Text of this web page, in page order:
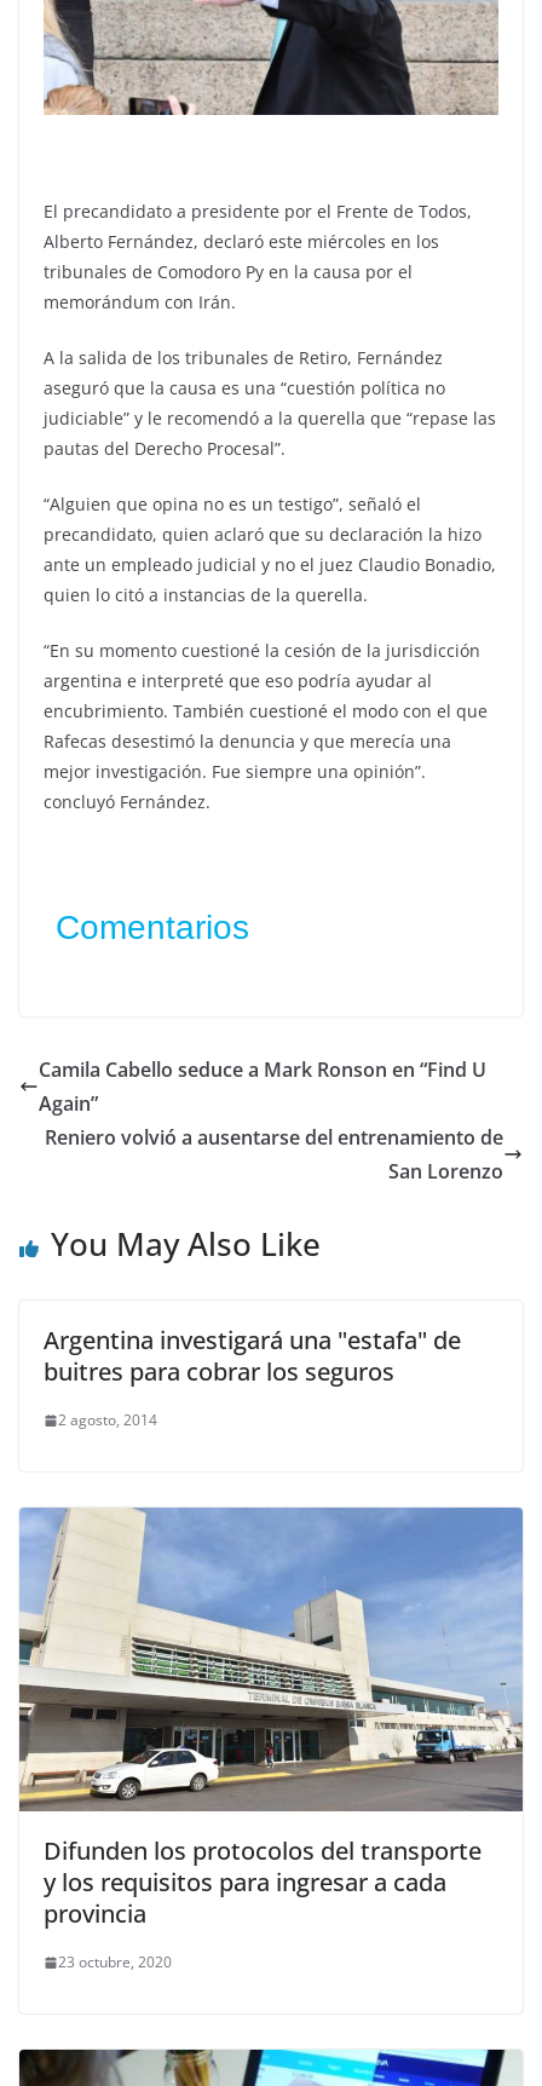
El precandidato a presidente por el Frente de Todos,
Alberto Fernández, declaró este miércoles en los
tribunales de Comodoro Py en la causa por el
memorándum con Irán.
A la salida de los tribunales de Retiro, Fernández
aseguró que la causa es una “cuestión política no
judiciable” y le recomendó a la querella que “repase las
pautas del Derecho Procesal”.
“Alguien que opina no es un testigo”, señaló el
precandidato, quien aclaró que su declaración la hizo
ante un empleado judicial y no el juez Claudio Bonadio,
quien lo citó a instancias de la querella.
“En su momento cuestioné la cesión de la jurisdicción
argentina e interpreté que eso podría ayudar al
encubrimiento. También cuestioné el modo con el que
Rafecas desestimó la denuncia y que merecía una
mejor investigación. Fue siempre una opinión”.
concluyó Fernández.
Comentarios
Camila Cabello seduce a Mark Ronson en “Find U
Again”
Reniero volvió a ausentarse del entrenamiento de
San Lorenzo
You May Also Like
Argentina investigará una "estafa" de
buitres para cobrar los seguros
2 agosto, 2014
Difunden los protocolos del transporte
y los requisitos para ingresar a cada
provincia
23 octubre, 2020